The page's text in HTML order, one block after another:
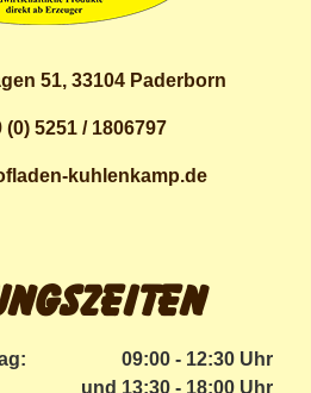
51, 33104 Paderborn
(0) 5251 / 1806797
kuhlenkamp.de
09:00 - 12:30 Uhr
und 13:30 - 18:00 Uhr